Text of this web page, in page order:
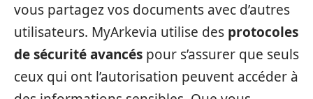
vous partagez vos documents avec d’autres
utilisateurs. MyArkevia utilise des protocoles
de sécurité avancés pour s’assurer que seuls
ceux qui ont l’autorisation peuvent accéder à